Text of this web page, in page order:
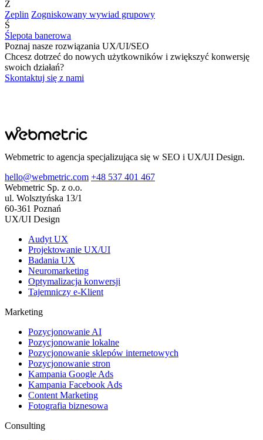
Z
Zeplin Zogniskowany wywiad grupowy
Ś
Ślepota banerowa
Poznaj nasze rozwiązania UX/UI/SEO
Chcesz dotrzeć do nowych użytkowników i zwiększyć konwersję
swoich działań?
Skontaktuj się z nami
Webmetric to agencja specjalizująca się w SEO i UX/UI Design.
hello@webmetric.com +48 537 401 467
Webmetric Sp. z o.o.
ul. Wolsztyńska 13/1
60-361 Poznań
UX/UI Design
Audyt UX
Projektowanie UX/UI
Badania UX
Neuromarketing
Optymalizacja konwersji
Tajemniczy e-Klient
Marketing
Pozycjonowanie AI
Pozycjonowanie lokalne
Pozycjonowanie sklepów internetowych
Pozycjonowanie stron
Kampania Google Ads
Kampania Facebook Ads
Content Marketing
Fotografia biznesowa
Consulting